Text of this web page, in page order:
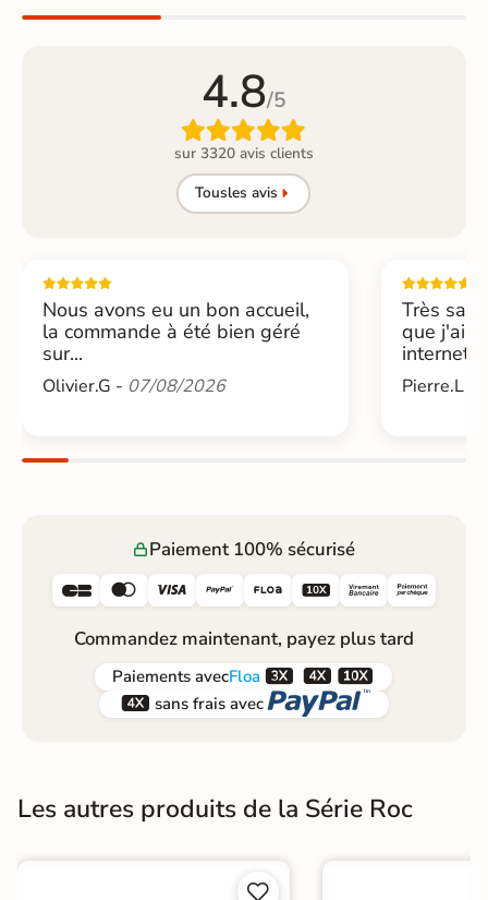
4.8/5

sur 3320 avis clients
Tousles avis
Nous avons eu un bon accueil,
la commande à été bien géré
sur...
Olivier.G - 07/08/2026
Très
que j'ai
internet....
Pierre.L -
Paiement 100% sécurisé
     
Commandez maintenant, payez plus tard
Paiements avecFloa  
 sans frais avec 
Les autres produits de la Série Roc

